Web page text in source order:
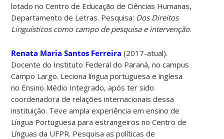
lotado no Centro de Educação de Ciências Humanas,
Departamento de Letras. Pesquisa: Dos Direitos
Linguísticos como campo de pesquisa e intervenção.
Renata Maria Santos Ferreira (2017-atual).
Docente do Instituto Federal do Paraná, no campus
Campo Largo. Leciona língua portuguesa e inglesa
no Ensino Médio Integrado, após ter sido
coordenadora de relações internacionais dessa
instituição. Teve ampla experiência em ensino de
Língua Portuguesa para estrangeiros no Centro de
Línguas da UFPR. Pesquisa as políticas de